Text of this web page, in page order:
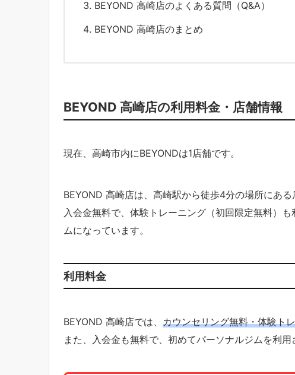
BEYOND 高崎店のよくある質問（Q&A）
BEYOND 高崎店のまとめ
BEYOND 高崎店の利用料金・店舗情報
現在、高崎市内にBEYONDは1店舗です。
BEYOND 高崎店は、高崎駅から徒歩4分の場所にあ
入会金無料で、体験トレーニング（初回限定無料）
ムになっています。
利用料金
BEYOND 高崎店では、 カウンセリング無料・体験ト
また、入会金も無料で、初めてパーソナルジムを利用